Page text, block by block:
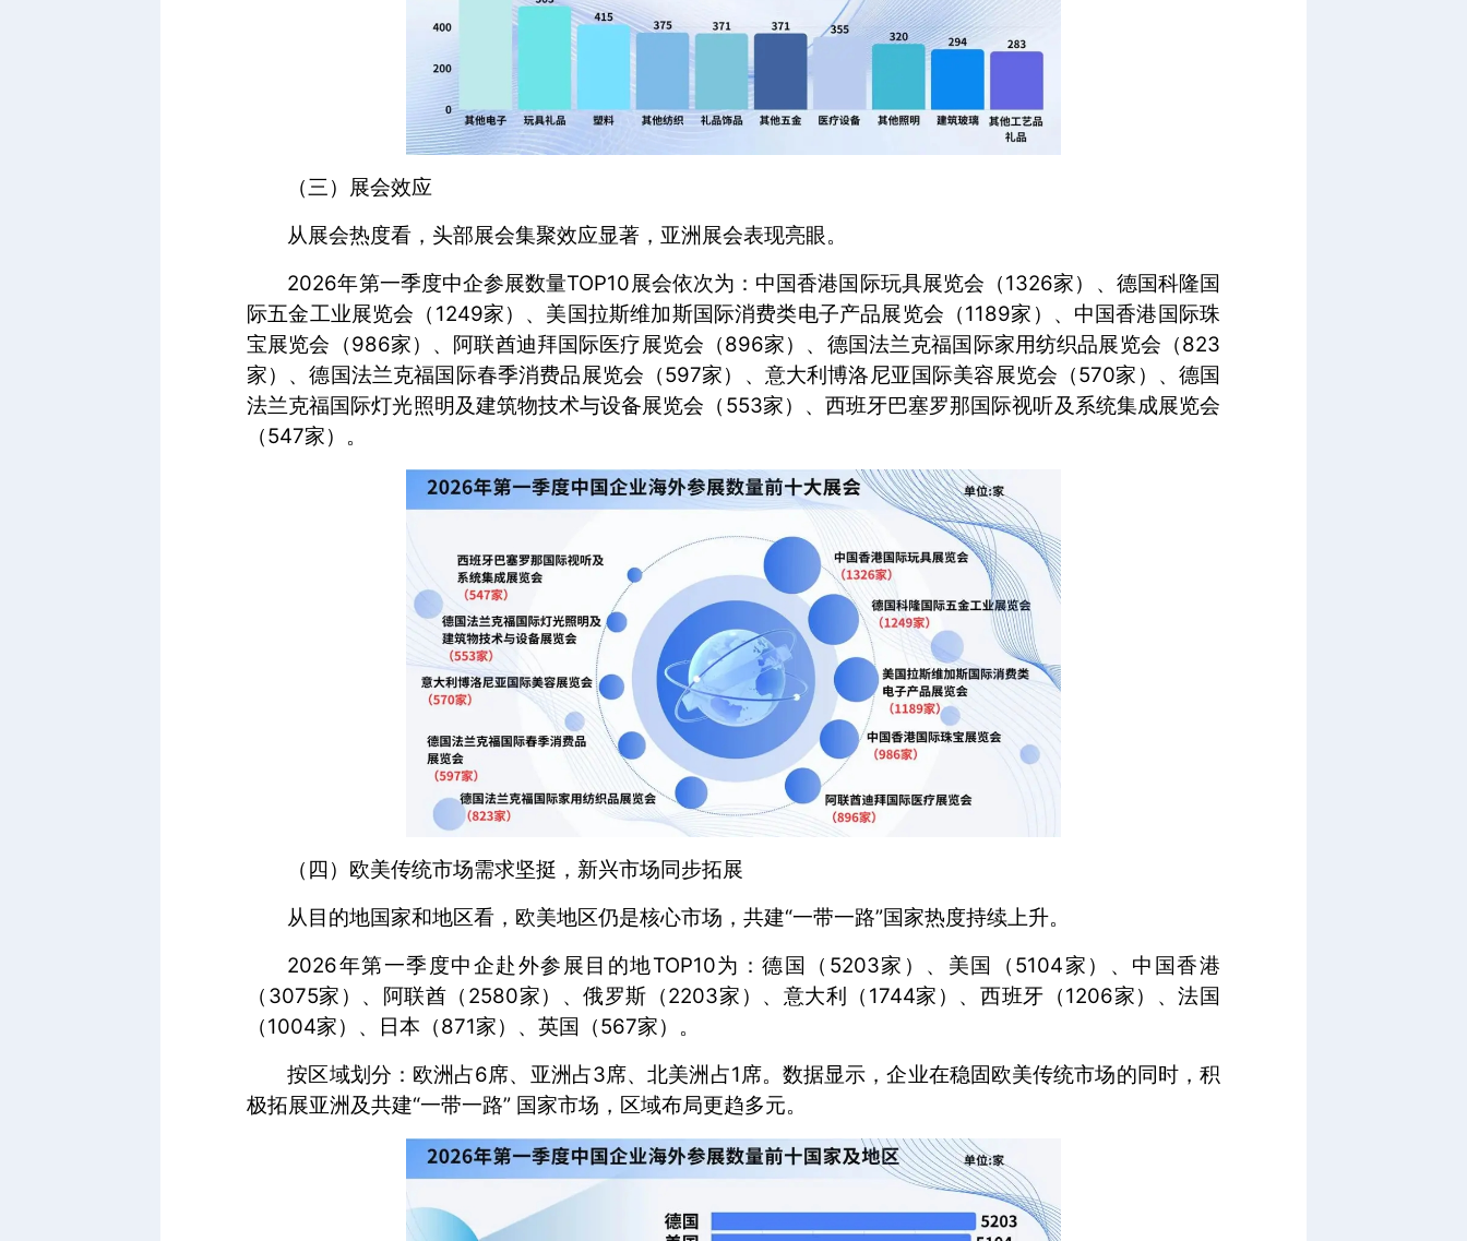
（三）展会效应
从展会热度看，头部展会集聚效应显著，亚洲展会表现亮眼。
2026年第一季度中企参展数量TOP10展会依次为：中国香港国际玩具展览会（1326家）、德国科隆国
际五金工业展览会（1249家）、美国拉斯维加斯国际消费类电子产品展览会（1189家）、中国香港国际珠
宝展览会（986家）、阿联酋迪拜国际医疗展览会（896家）、德国法兰克福国际家用纺织品展览会（823
家）、德国法兰克福国际春季消费品展览会（597家）、意大利博洛尼亚国际美容展览会（570家）、德国
法兰克福国际灯光照明及建筑物技术与设备展览会（553家）、西班牙巴塞罗那国际视听及系统集成展览会
（547家）。
（四）欧美传统市场需求坚挺，新兴市场同步拓展
从目的地国家和地区看，欧美地区仍是核心市场，共建“一带一路”国家热度持续上升。
2026年第一季度中企赴外参展目的地TOP10为：德国（5203家）、美国（5104家）、中国香港
（3075家）、阿联酋（2580家）、俄罗斯（2203家）、意大利（1744家）、西班牙（1206家）、法国
（1004家）、日本（871家）、英国（567家）。
按区域划分：欧洲占6席、亚洲占3席、北美洲占1席。数据显示，企业在稳固欧美传统市场的同时，积
极拓展亚洲及共建“一带一路” 国家市场，区域布局更趋多元。